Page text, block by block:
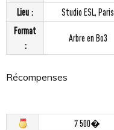
Lieu :
Studio ESL, Paris
Format
:
Arbre en Bo3
Récompenses
7 500�